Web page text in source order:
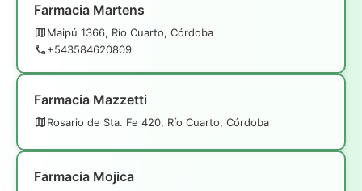
Farmacia Martens
Maipú 1366, Río Cuarto, Córdoba
+543584620809
Farmacia Mazzetti
Rosario de Sta. Fe 420, Río Cuarto, Córdoba
Farmacia Mojica